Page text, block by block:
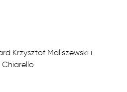
Krzysztof Maliszewski i